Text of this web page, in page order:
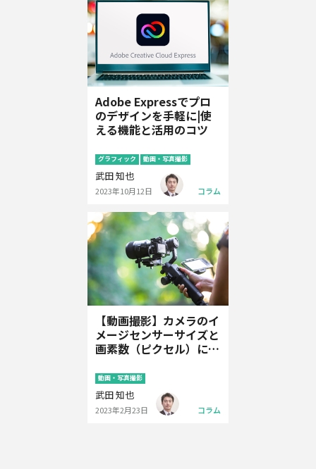
Adobe Expressでプロ
のデザインを手軽に|使
える機能と活用のコツ
グラフィック 動画・写真撮影
武田 知也
2023年10月12日 コラム
【動画撮影】カメラのイ
メージセンサーサイズと
画素数（ピクセル）につ
動画・写真撮影
武田 知也
2023年2月23日 コラム